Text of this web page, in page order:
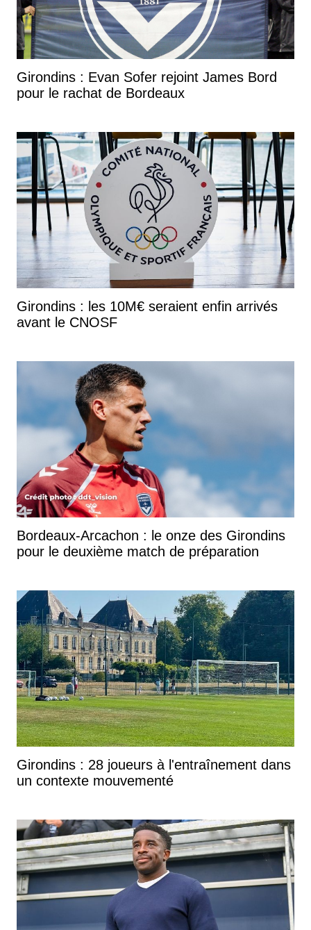
Girondins : Evan Sofer rejoint James Bord
pour le rachat de Bordeaux
Girondins : les 10M€ seraient enfin arrivés
avant le CNOSF
Bordeaux-Arcachon : le onze des Girondins
pour le deuxième match de préparation
Girondins : 28 joueurs à l'entraînement dans
un contexte mouvementé